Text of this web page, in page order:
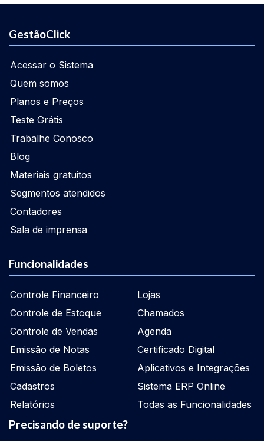
GestãoClick
Acessar o Sistema
Quem somos
Planos e Preços
Teste Grátis
Trabalhe Conosco
Blog
Materiais gratuitos
Segmentos atendidos
Contadores
Sala de imprensa
Funcionalidades
Controle Financeiro
Controle de Estoque
Controle de Vendas
Emissão de Notas
Emissão de Boletos
Cadastros
Relatórios
Lojas
Chamados
Agenda
Certificado Digital
Aplicativos e Integrações
Sistema ERP Online
Todas as Funcionalidades
Precisando de suporte?